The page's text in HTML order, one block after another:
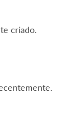
criado.